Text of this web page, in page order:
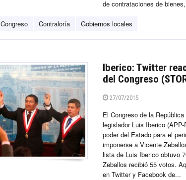
de contrataciones de
Congreso Contraloría Gobiernos locales
Iberico: Twitter
del Congreso
27/07/2015
El Congreso de la
legislador Luis Iberico
poder del Estado para el
imponerse a Vicente
lista de Luis Iberico obtuvo
Zeballos recibió 55 votos.
en Twitter y Facebook de...